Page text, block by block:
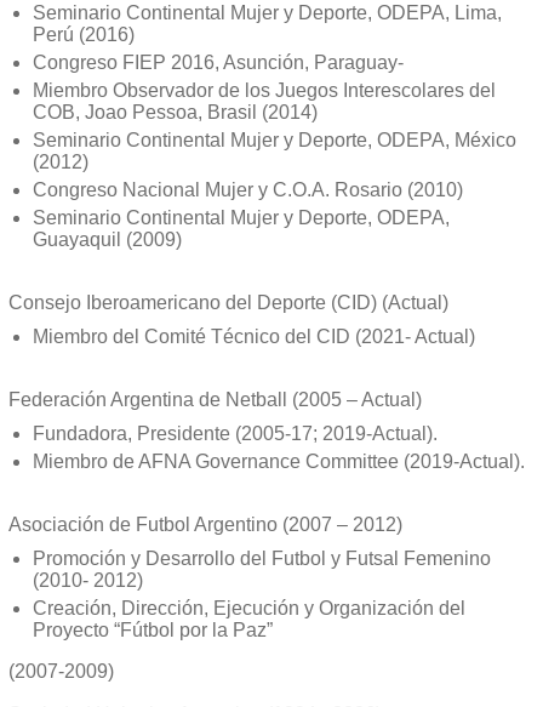
Seminario Continental Mujer y Deporte, ODEPA, Lima,
Perú (2016)
Congreso FIEP 2016, Asunción, Paraguay-
Miembro Observador de los Juegos Interescolares del
COB, Joao Pessoa, Brasil (2014)
Seminario Continental Mujer y Deporte, ODEPA, México
(2012)
Congreso Nacional Mujer y C.O.A. Rosario (2010)
Seminario Continental Mujer y Deporte, ODEPA,
Guayaquil (2009)
Consejo Iberoamericano del Deporte (CID) (Actual)
Miembro del Comité Técnico del CID (2021- Actual)
Federación Argentina de Netball (2005 – Actual)
Fundadora, Presidente (2005-17; 2019-Actual).
Miembro de AFNA Governance Committee (2019-Actual).
Asociación de Futbol Argentino (2007 – 2012)
Promoción y Desarrollo del Futbol y Futsal Femenino
(2010- 2012)
Creación, Dirección, Ejecución y Organización del
Proyecto “Fútbol por la Paz”
(2007-2009)